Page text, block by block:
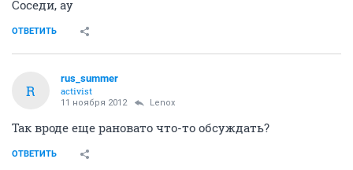
Соседи, ау
ОТВЕТИТЬ
R
rus_summer
activist
11 ноября 2012 Lenox
Так вроде еще рановато что-то обсуждать?
ОТВЕТИТЬ